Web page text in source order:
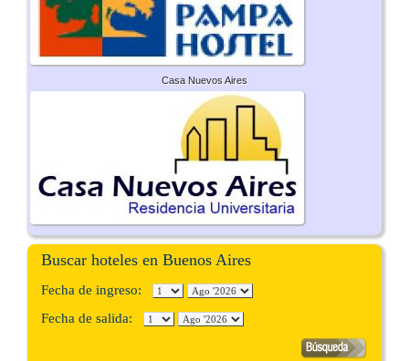
Casa Nuevos Aires
Buscar hoteles en Buenos Aires
Fecha de ingreso:
Fecha de salida: